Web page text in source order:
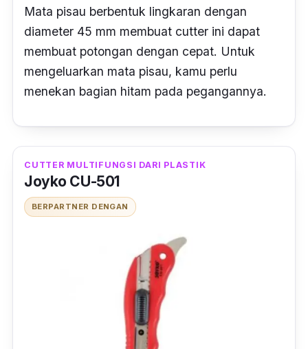
Mata pisau berbentuk lingkaran dengan
diameter 45 mm membuat cutter ini dapat
membuat potongan dengan cepat. Untuk
mengeluarkan mata pisau, kamu perlu
menekan bagian hitam pada pegangannya.
CUTTER MULTIFUNGSI DARI PLASTIK
Joyko CU-501
BERPARTNER DENGAN